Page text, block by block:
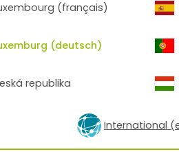
für kleine Kratzer und
sich wiederum optimal,
ratsam, sich genau an diese
(français)
(deutsch)
republika
International